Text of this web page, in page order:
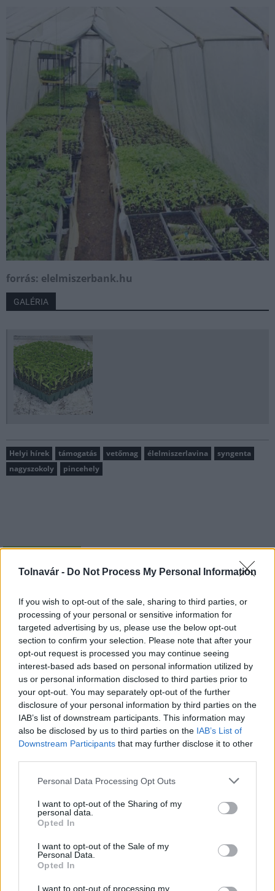
Tolnavár - Do Not Process My Personal Information
If you wish to opt-out of the sale, sharing to third parties, or
processing of your personal or sensitive information for
targeted advertising by us, please use the below opt-out
section to confirm your selection. Please note that after your
opt-out request is processed you may continue seeing
interest-based ads based on personal information utilized by
us or personal information disclosed to third parties prior to
your opt-out. You may separately opt-out of the further
disclosure of your personal information by third parties on the
IAB’s list of downstream participants. This information may
also be disclosed by us to third parties on the IAB’s List of
Downstream Participants that may further disclose it to other
Please note that this website/app uses one or more Google
not limited to your visit or usage behaviour. You may click to
grant or deny consent to Google and its third-party tags to
use your data for below specified purposes in below Google
consent section.
Personal Data Processing Opt Outs
I want to opt-out of the Sharing of my
personal data.
Opted In
I want to opt-out of the Sale of my
Personal Data.
Opted In
I want to opt-out of processing my
forrás: elelmiszerbank.hu
GALÉRIA
Helyi hírek támogatás vetőmag élelmiszerlavina
syngenta
nagyszokoly
pincehely
Felújított üzletet nyitott Szekszárdon az Auchan
Helyi hírek